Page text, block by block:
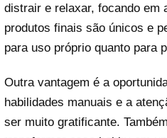
distrair e relaxar, focando em
produtos finais são únicos e
para uso próprio quanto para
Outra vantagem é a
habilidades manuais e a
ser muito gratificante.